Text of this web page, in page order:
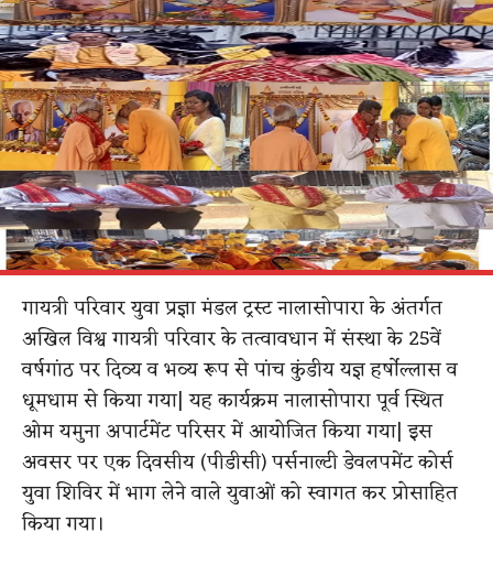
गायत्री परिवार युवा प्रज्ञा मंडल ट्रस्ट नालासोपारा के अंतर्गत
अखिल विश्व गायत्री परिवार के तत्वावधान में संस्था के 25वें
वर्षगांठ पर दिव्य व भव्य रूप से पांच कुंडीय यज्ञ हर्षोल्लास व
धूमधाम से किया गया| यह कार्यक्रम नालासोपारा पूर्व स्थित
ओम यमुना अपार्टमेंट परिसर में आयोजित किया गया| इस
अवसर पर एक दिवसीय (पीडीसी) पर्सनाल्टी डेवलपमेंट कोर्स
युवा शिविर में भाग लेने वाले युवाओं को स्वागत कर प्रोसाहित
किया गया।